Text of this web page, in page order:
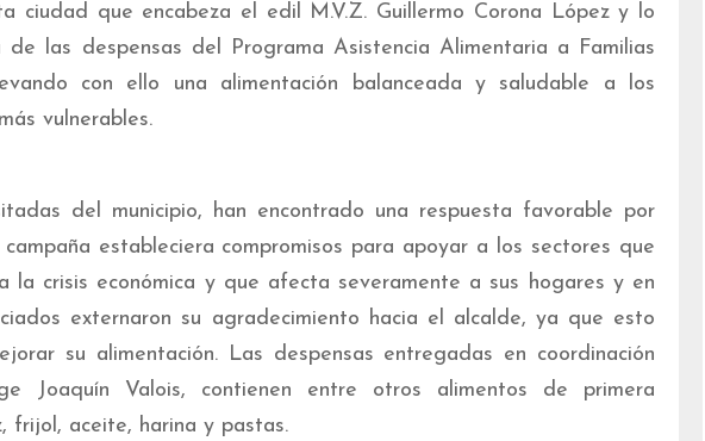
ciudad que encabeza el edil M.V.Z. Guillermo Corona López y lo
las despensas del Programa Asistencia Alimentaria a Familias
con ello una alimentación balanceada y saludable a los
vulnerables.
del municipio, han encontrado una respuesta favorable por
estableciera compromisos para apoyar a los sectores que
la crisis económica y que afecta severamente a sus hogares y en
externaron su agradecimiento hacia el alcalde, ya que esto
su alimentación. Las despensas entregadas en coordinación
Joaquín Valois, contienen entre otros alimentos de primera
frijol, aceite, harina y pastas.